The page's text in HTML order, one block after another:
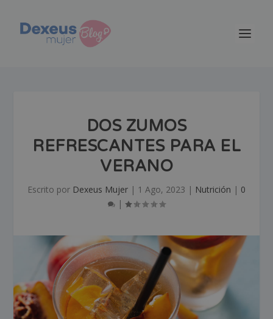
DOS ZUMOS
REFRESCANTES PARA EL
VERANO
Escrito por Dexeus Mujer | 1 Ago, 2023 | Nutrición | 0
|